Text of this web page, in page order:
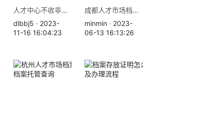
人才中心不收非全日制档案怎么办？
dlbbj5 · 2023-
11-16 16:04:23
成都人才市场档案存放地查询
minmin · 2023-
06-13 16:13:26